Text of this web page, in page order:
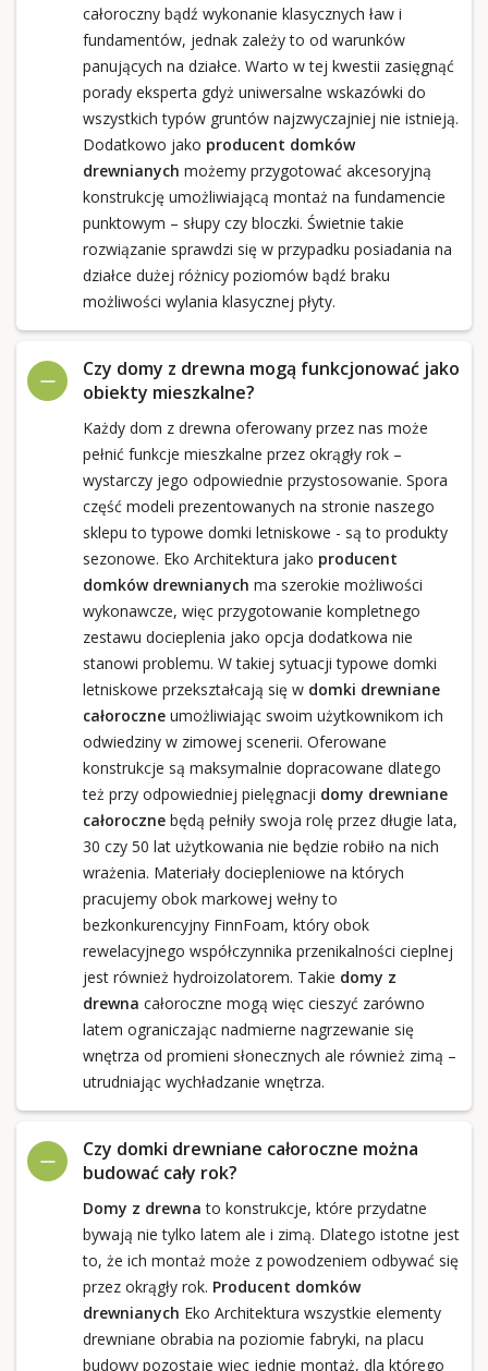
całoroczny bądź wykonanie klasycznych ław i
fundamentów, jednak zależy to od warunków
panujących na działce. Warto w tej kwestii zasięgnąć
porady eksperta gdyż uniwersalne wskazówki do
wszystkich typów gruntów najzwyczajniej nie istnieją.
Dodatkowo jako producent domków
drewnianych możemy przygotować akcesoryjną
konstrukcję umożliwiającą montaż na fundamencie
punktowym – słupy czy bloczki. Świetnie takie
rozwiązanie sprawdzi się w przypadku posiadania na
działce dużej różnicy poziomów bądź braku
możliwości wylania klasycznej płyty.
Czy domy z drewna mogą funkcjonować jako
obiekty mieszkalne?
Każdy dom z drewna oferowany przez nas może
pełnić funkcje mieszkalne przez okrągły rok –
wystarczy jego odpowiednie przystosowanie. Spora
część modeli prezentowanych na stronie naszego
sklepu to typowe domki letniskowe - są to produkty
sezonowe. Eko Architektura jako producent
domków drewnianych ma szerokie możliwości
wykonawcze, więc przygotowanie kompletnego
zestawu docieplenia jako opcja dodatkowa nie
stanowi problemu. W takiej sytuacji typowe domki
letniskowe przekształcają się w domki drewniane
całoroczneumożliwiając swoim użytkownikom ich
odwiedziny w zimowej scenerii. Oferowane
konstrukcje są maksymalnie dopracowane dlatego
też przy odpowiedniej pielęgnacji domy drewniane
całorocznebędą pełniły swoja rolę przez długie lata,
30 czy 50 lat użytkowania nie będzie robiło na nich
wrażenia. Materiały dociepleniowe na których
pracujemy obok markowej wełny to
bezkonkurencyjny FinnFoam, który obok
rewelacyjnego współczynnika przenikalności cieplnej
jest również hydroizolatorem. Takie domy z
drewna całoroczne mogą więc cieszyć zarówno
latem ograniczając nadmierne nagrzewanie się
wnętrza od promieni słonecznych ale również zimą –
utrudniając wychładzanie wnętrza.
Czy domki drewniane całoroczne można
budować cały rok?
Domy z drewna to konstrukcje, które przydatne
bywają nie tylko latem ale i zimą. Dlatego istotne jest
to, że ich montaż może z powodzeniem odbywać się
przez okrągły rok. Producent domków
drewnianych Eko Architektura wszystkie elementy
drewniane obrabia na poziomie fabryki, na placu
budowy pozostaje więc jednie montaż, dla którego